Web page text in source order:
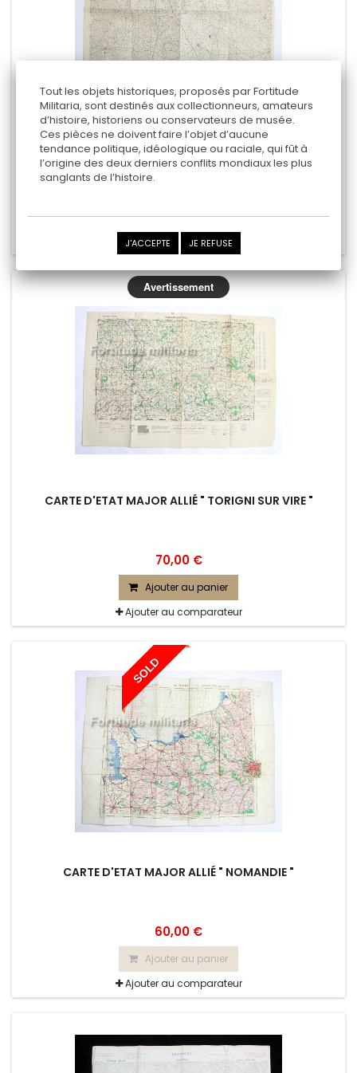
CARTE D'ETAT MAJOR ALLIÉ " ST JAMES "
Ajouter au panier
Ajouter au comparateur
CARTE D'ETAT MAJOR ALLIÉ " TORIGNI SUR VIRE "
70,00 €
Ajouter au panier
Ajouter au comparateur
SOLD
CARTE D'ETAT MAJOR ALLIÉ " NOMANDIE "
60,00 €
Ajouter au panier
Ajouter au comparateur
Tout les objets historiques, proposés par Fortitude
Militaria, sont destinés aux collectionneurs, amateurs
d’histoire, historiens ou conservateurs de musée.
Ces pièces ne doivent faire l’objet d’aucune
tendance politique, idéologique ou raciale, qui fût à
l’origine des deux derniers conflits mondiaux les plus
sanglants de l’histoire.
J'ACCEPTE JE REFUSE
Avertissement